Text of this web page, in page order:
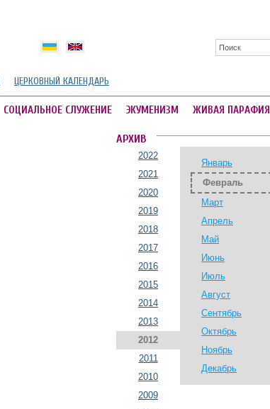
ЦЕРКОВНЫЙ КАЛЕНДАРЬ
СОЦИАЛЬНОЕ СЛУЖЕНИЕ ЭКУМЕНИЗМ ЖИВАЯ ПАРАФИЯ
АРХИВ
2022
2021
2020
2019
2018
2017
2016
2015
2014
2013
2012
2011
2010
2009
Январь
Февраль
Март
Апрель
Май
Июнь
Июль
Август
Сентябрь
Октябрь
Ноябрь
Декабрь